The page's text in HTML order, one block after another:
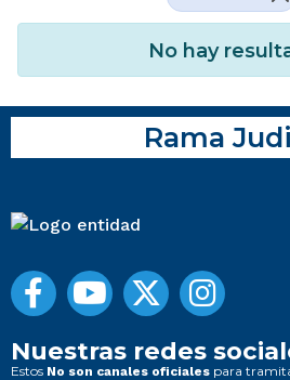
No hay
Rama
Nuestras redes
Estos No son canales oficiales para